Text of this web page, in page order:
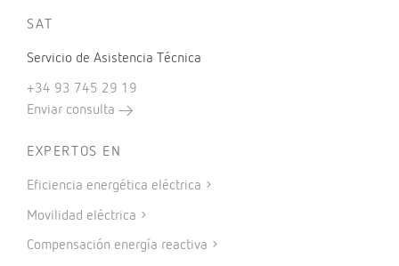
SAT
Servicio de Asistencia Técnica
+34 93 745 29 19
Enviar consulta
EXPERTOS EN
Eficiencia energética eléctrica
Movilidad eléctrica
Compensación energía reactiva